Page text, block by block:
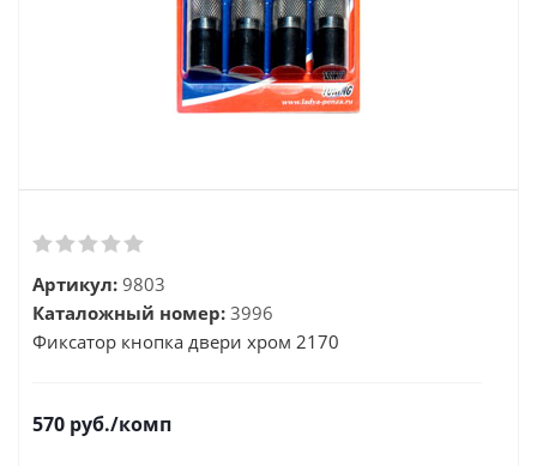
Артикул: 9803
Каталожный номер: 3996
Фиксатор кнопка двери хром 2170
570 руб./комп